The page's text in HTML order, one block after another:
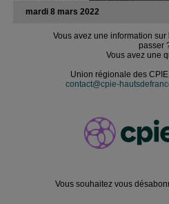
mardi 8 mars 2022
Vous avez une information
passer
Vous avez une
Union régionale des
contact@cpie-
Vous souhaitez vous